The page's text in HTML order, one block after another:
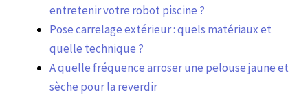
entretenir votre robot piscine ?
Pose carrelage extérieur : quels matériaux et
quelle technique ?
A quelle fréquence arroser une pelouse jaune et
sèche pour la reverdir